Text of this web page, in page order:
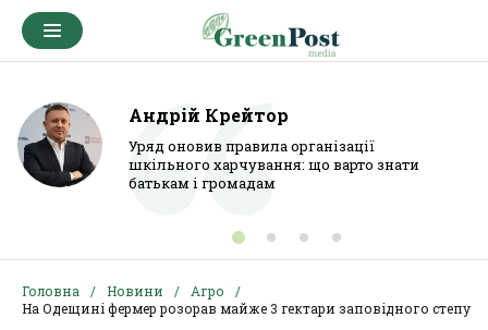
Андрій Крейтор
Уряд оновив правила організації
шкільного харчування: що варто знати
батькам і громадам
Головна Новини
Агро
На Одещині фермер розорав майже 3 гектари заповідного степу